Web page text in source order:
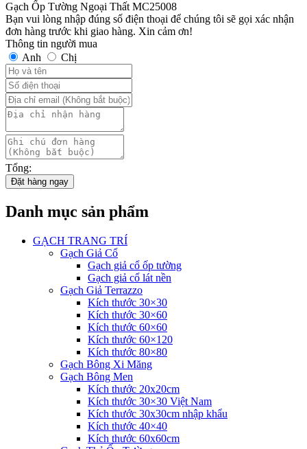
Gạch Ốp Tường Ngoại Thất MC25008
Bạn vui lòng nhập đúng số điện thoại để chúng tôi sẽ gọi xác nhận
đơn hàng trước khi giao hàng. Xin cảm ơn!
Thông tin người mua
Anh
Chị
Tổng:
Đặt hàng ngay
Danh mục sản phẩm
GẠCH TRANG TRÍ
Gạch Giả Cổ
Gạch giả cổ ốp tường
Gạch giả cổ lát nền
Gạch Giả Terrazzo
Kích thước 30×30
Kích thước 30×60
Kích thước 60×60
Kích thước 60×120
Kích thước 80×80
Gạch Bông Xi Măng
Gạch Bông Men
Kích thước 20x20cm
Kích thước 30×30 Việt Nam
Kích thước 30x30cm nhập khẩu
Kích thước 40×40
Kích thước 60x60cm